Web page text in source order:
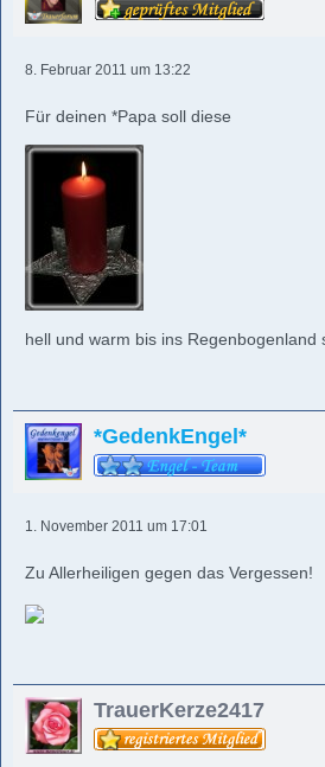
8. Februar 2011 um 13:22
Für deinen *Papa soll diese
hell und warm bis ins Regenbogenland
*GedenkEngel*
1. November 2011 um 17:01
Zu Allerheiligen gegen das Vergessen!
TrauerKerze2417